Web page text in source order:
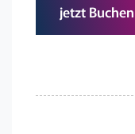
jetzt Buchen